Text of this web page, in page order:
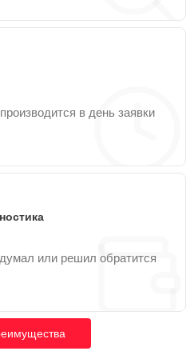
в день заявки
или решил обратится